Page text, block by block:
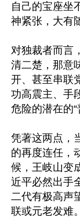
自己的宝座坐
神紧张，大有
对独裁者而言
清二楚，那意
开、甚至串联
功高震主、手
危险的潜在的“
凭著这两点，
的再度连任，
候，王岐山变
近平必然出手
二代有极高声
联或元老发难。